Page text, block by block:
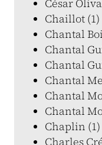
César
Chaillot (1)
Chantal
Chantal
Chantal
Chantal
Chantal
Chantal
Chaplin (1)
Charles